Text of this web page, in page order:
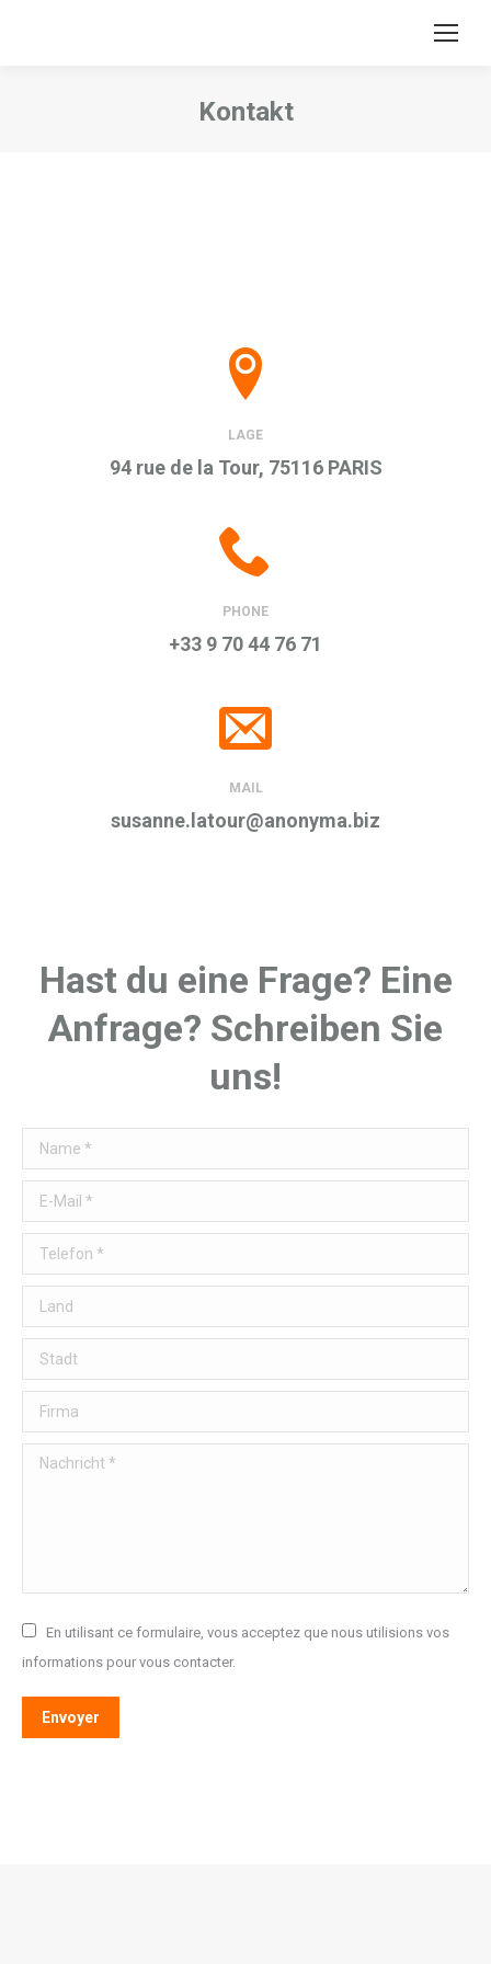
Kontakt
LAGE
94 rue de la Tour, 75116 PARIS
PHONE
+33 9 70 44 76 71
MAIL
susanne.latour@anonyma.biz
Hast du eine Frage? Eine
Anfrage? Schreiben Sie
uns!
Name *
E-Mail *
Telefon *
Land
Stadt
Firma
Nachricht *
En utilisant ce formulaire, vous acceptez que nous utilisions vos
informations pour vous contacter.
Envoyer